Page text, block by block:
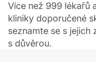
Více než 999 lékařů
kliniky doporučené
seznamte se s jejich
s důvěrou.